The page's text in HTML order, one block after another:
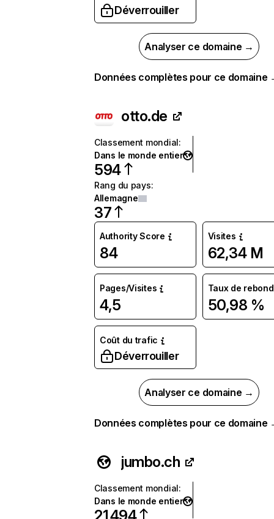
Déverrouiller
Analyser ce domaine →
Données complètes pour ce domaine
otto.de
Classement mondial:
Dans le monde entier
594
Rang du pays:
Allemagne
37
Authority Score
84
Visites
62,34 M
Pages/Visites
4,5
Taux de rebond
50,98 %
Coût du trafic
Déverrouiller
Analyser ce domaine →
Données complètes pour ce domaine
jumbo.ch
Classement mondial:
Dans le monde entier